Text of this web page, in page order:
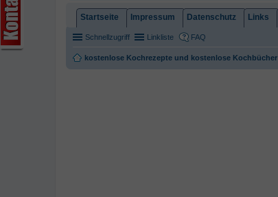
Startseite Impressum Datenschutz Links
Schnellzugriff Linkliste FAQ
kostenlose Kochrezepte und kostenlose Kochbücher